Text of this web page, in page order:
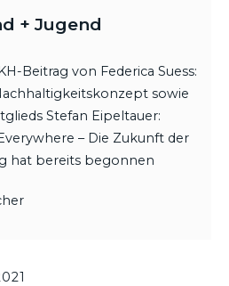
+ Jugend
Beitrag von Federica Suess:
sowie
Stefan Eipeltauer:
– Die Zukunft der
hat bereits begonnen